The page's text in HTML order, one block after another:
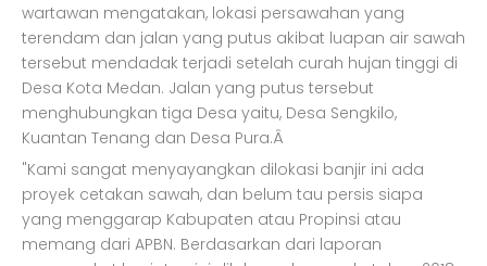
wartawan mengatakan, lokasi persawahan yang
terendam dan jalan yang putus akibat luapan air sawah
tersebut mendadak terjadi setelah curah hujan tinggi di
Desa Kota Medan. Jalan yang putus tersebut
menghubungkan tiga Desa yaitu, Desa Sengkilo,
Kuantan Tenang dan Desa Pura.Â
"Kami sangat menyayangkan dilokasi banjir ini ada
proyek cetakan sawah, dan belum tau persis siapa
yang menggarap Kabupaten atau Propinsi atau
memang dari APBN. Berdasarkan dari laporan